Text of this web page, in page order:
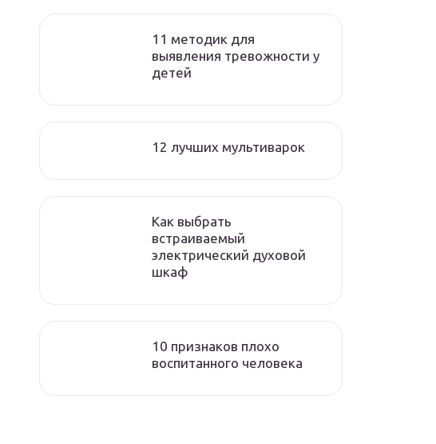
11 методик для
выявления тревожности у
детей
12 лучших мультиварок
Как выбрать
встраиваемый
электрический духовой
шкаф
10 признаков плохо
воспитанного человека